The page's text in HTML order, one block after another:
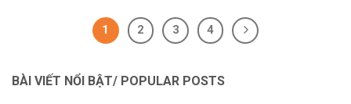
1 2 3 4
BÀI VIẾT NỔI BẬT/ POPULAR POSTS